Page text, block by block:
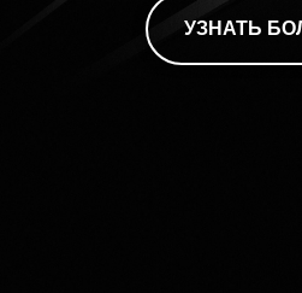
УЗНАТЬ